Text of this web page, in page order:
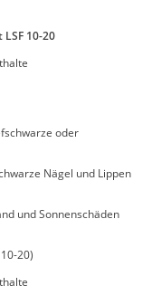
10-20
oder
Nägel und Lippen
und Sonnenschäden
20)